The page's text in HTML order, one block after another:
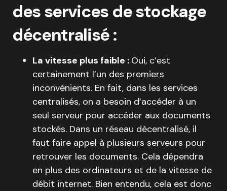
des services de stockage
décentralisé :
La vitesse plus faible : Oui, c’est
certainement l’un des premiers
inconvénients. En fait, dans les services
centralisés, on a besoin d’accéder à un
seul serveur pour accéder aux documents
stockés. Dans un réseau décentralisé, il
faut faire appel à plusieurs serveurs pour
retrouver les documents. Cela dépendra
en plus des ordinateurs et de la vitesse de
débit internet. Bien entendu, cela est donc